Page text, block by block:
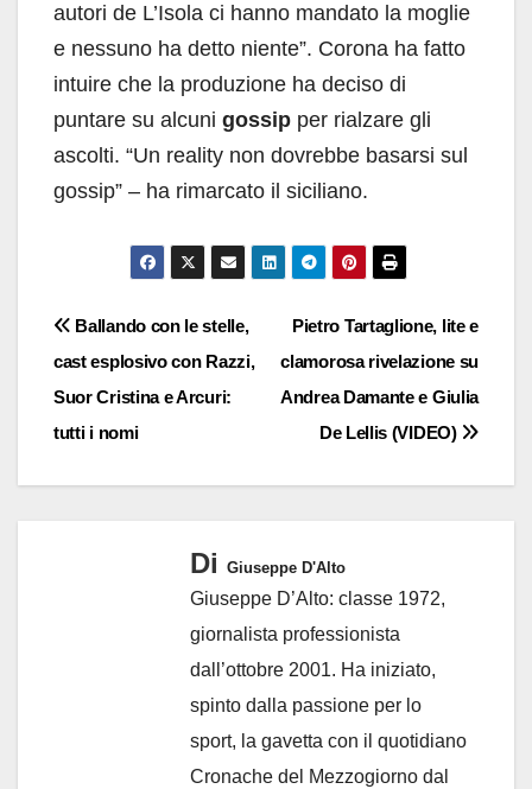
autori de L’Isola ci hanno mandato la moglie
e nessuno ha detto niente”. Corona ha fatto
intuire che la produzione ha deciso di
puntare su alcuni gossip per rialzare gli
ascolti. “Un reality non dovrebbe basarsi sul
gossip” – ha rimarcato il siciliano.
Navigazione
articoli
Pietro Tartaglione, lite e
clamorosa rivelazione su
Andrea Damante e Giulia
De Lellis (VIDEO)
Ballando con le stelle,
cast esplosivo con Razzi,
Suor Cristina e Arcuri:
tutti i nomi
Di Giuseppe D'Alto
Giuseppe D’Alto: classe 1972,
giornalista professionista
dall’ottobre 2001. Ha iniziato,
spinto dalla passione per lo
sport, la gavetta con il quotidiano
Cronache del Mezzogiorno dal